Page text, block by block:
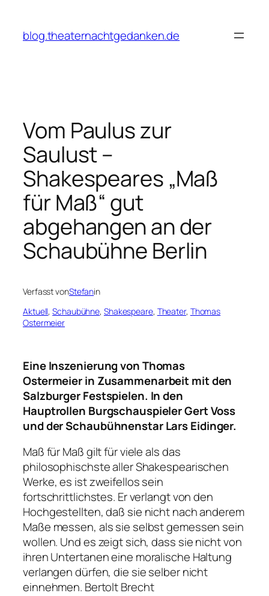
springen
blog.theaternachtgedanken.de
Vom Paulus zur
Saulust –
Shakespeares „Maß
für Maß“ gut
abgehangen an der
Schaubühne Berlin
Verfasst vonStefanin
Aktuell, Schaubühne, Shakespeare, Theater, Thomas
Ostermeier
Eine Inszenierung von Thomas
Ostermeier in Zusammenarbeit mit den
Salzburger Festspielen. In den
Hauptrollen Burgschauspieler Gert Voss
und der Schaubühnenstar Lars Eidinger.
Maß für Maß gilt für viele als das
philosophischste aller Shakespearischen
Werke, es ist zweifellos sein
fortschrittlichstes. Er verlangt von den
Hochgestellten, daß sie nicht nach anderem
Maße messen, als sie selbst gemessen sein
wollen. Und es zeigt sich, dass sie nicht von
ihren Untertanen eine moralische Haltung
verlangen dürfen, die sie selber nicht
einnehmen. Bertolt Brecht